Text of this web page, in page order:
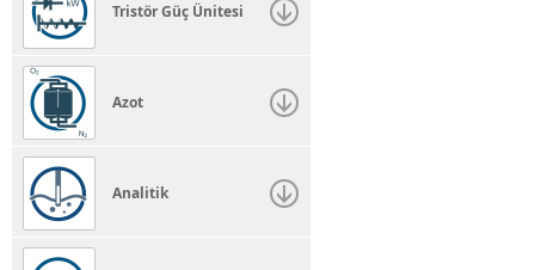
Tristör Güç Ünitesi
Azot
Analitik